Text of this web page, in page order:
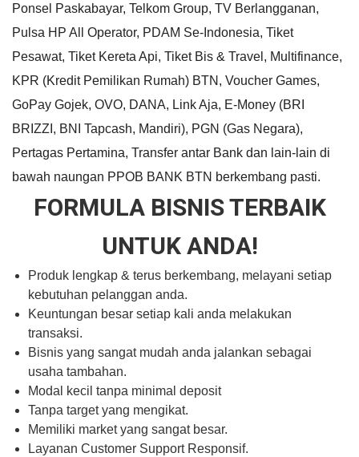
Ponsel Paskabayar, Telkom Group, TV Berlangganan,
Pulsa HP All Operator, PDAM Se-Indonesia, Tiket
Pesawat, Tiket Kereta Api, Tiket Bis & Travel, Multifinance,
KPR (Kredit Pemilikan Rumah) BTN, Voucher Games,
GoPay Gojek, OVO, DANA, Link Aja, E-Money (BRI
BRIZZI, BNI Tapcash, Mandiri), PGN (Gas Negara),
Pertagas Pertamina, Transfer antar Bank dan lain-lain di
bawah naungan PPOB BANK BTN berkembang pasti.
FORMULA BISNIS TERBAIK
UNTUK ANDA!
Produk lengkap & terus berkembang, melayani setiap
kebutuhan pelanggan anda.
Keuntungan besar setiap kali anda melakukan
transaksi.
Bisnis yang sangat mudah anda jalankan sebagai
usaha tambahan.
Modal kecil tanpa minimal deposit
Tanpa target yang mengikat.
Memiliki market yang sangat besar.
Layanan Customer Support Responsif.